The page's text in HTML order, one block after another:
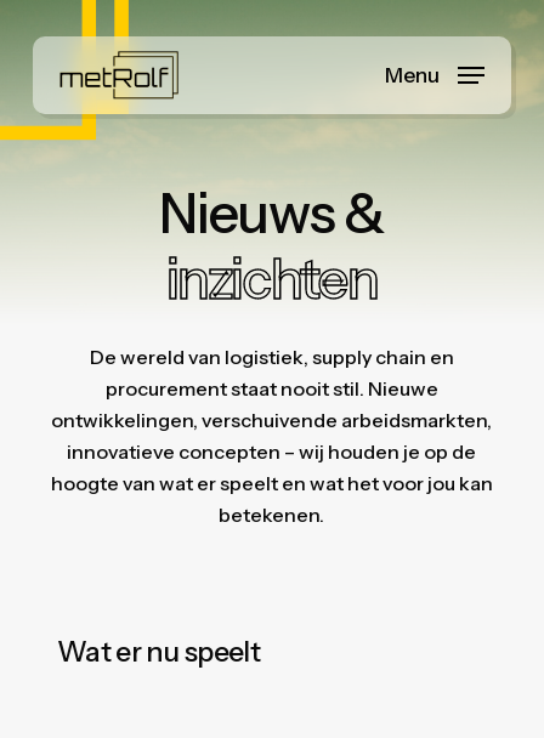
content
Menu
Nieuws &
inzichten
De wereld van logistiek, supply chain en
procurement staat nooit stil. Nieuwe
ontwikkelingen, verschuivende arbeidsmarkten,
innovatieve concepten – wij houden je op de
hoogte van wat er speelt en wat het voor jou kan
betekenen.
Wat er nu speelt